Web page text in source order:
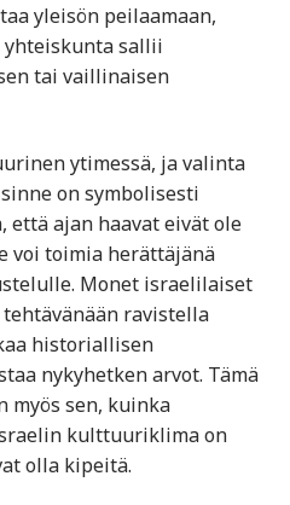
yleisön peilaamaan,
yhteiskunta sallii
tai vaillinaisen
ytimessä, ja valinta
on symbolisesti
että ajan haavat eivät ole
voi toimia herättäjänä
Monet israelilaiset
ravistella
historiallisen
nykyhetken arvot. Tämä
myös sen, kuinka
kulttuuriklima on
olla kipeitä.